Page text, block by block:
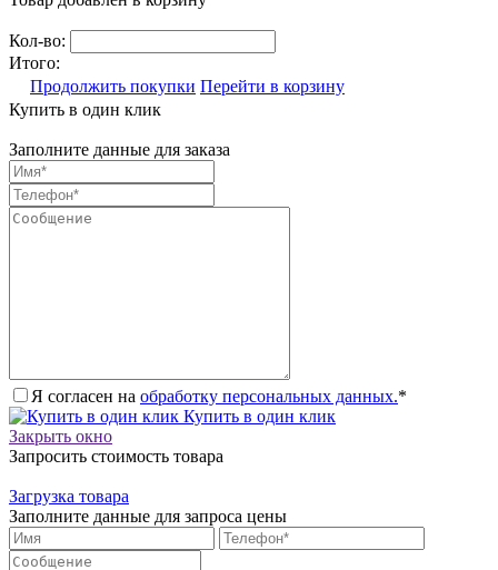
Кол-во:
Итого:
Продолжить покупки Перейти в корзину
Купить в один клик
Заполните данные для заказа
Я согласен на обработку персональных данных.*
Купить в один клик
Закрыть окно
Запросить стоимость товара
Загрузка товара
Заполните данные для запроса цены